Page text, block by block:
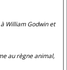
William Godwin et
au règne animal,